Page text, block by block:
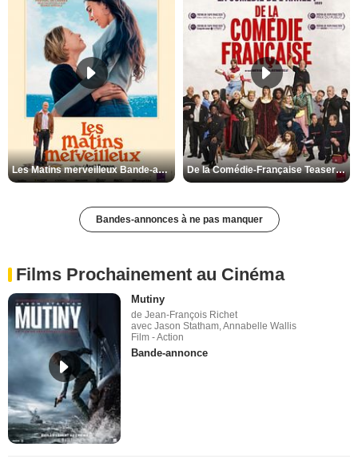
Les Matins merveilleux Bande-annonce VF De la Comédie-Française Teaser VF
Bandes-annonces à ne pas manquer
Films Prochainement au Cinéma
Mutiny
de Jean-François Richet
avec Jason Statham, Annabelle Wallis
Film - Action
Bande-annonce